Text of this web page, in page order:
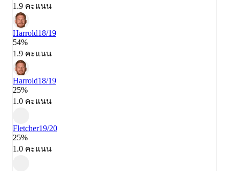
1.9 คะแนน
Harrold18/19
54%
1.9 คะแนน
Harrold18/19
25%
1.0 คะแนน
Fletcher19/20
25%
1.0 คะแนน